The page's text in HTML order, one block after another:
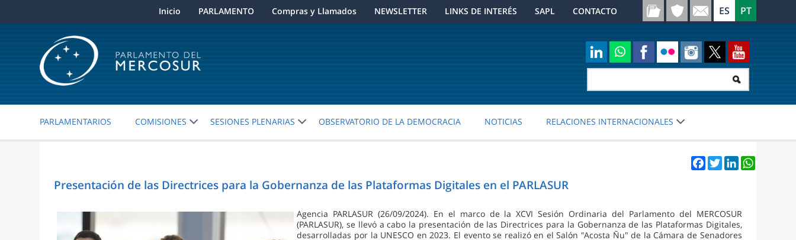
Inicio PARLAMENTO Compras y Llamados NEWSLETTER LINKS DE INTERÉS SAPL CONTACTO
PARLAMENTARIOS COMISIONES SESIONES PLENARIAS OBSERVATORIO DE LA DEMOCRACIA NOTICIAS RELACIONES INTERNACIONALES
Facebook
TwitterLinkedInWhatsApp
Presentación de las Directrices para la Gobernanza de las Plataformas Digitales en el PARLASUR
Agencia PARLASUR (26/09/2024). En el marco de la XCVI Sesión Ordinaria del Parlamento del MERCOSUR
(PARLASUR), se llevó a cabo la presentación de las Directrices para la Gobernanza de las Plataformas Digitales,
desarrolladas por la UNESCO en 2023. El evento se realizó en el Salón "Acosta Ñu" de la Cámara de Senadores